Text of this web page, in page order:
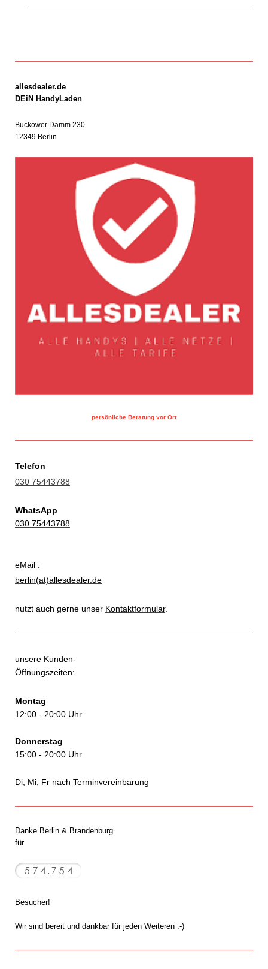
allesdealer.de
DEiN HandyLaden
Buckower Damm 230
12349 Berlin
persönliche Beratung vor Ort
Telefon
030 75443788
WhatsApp
030 75443788
eMail :
berlin(at)allesdealer.de
nutzt auch gerne unser Kontaktformular.
unsere Kunden-
Öffnungszeiten:
Montag
12:00 - 20:00 Uhr
Donnerstag
15:00 - 20:00 Uhr
Di, Mi, Fr nach Terminvereinbarung
Danke Berlin & Brandenburg
für
Besucher!
Wir sind bereit und dankbar für jeden Weiteren :-)